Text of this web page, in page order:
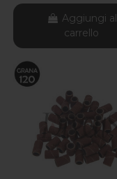
Aggiungi al
carrello